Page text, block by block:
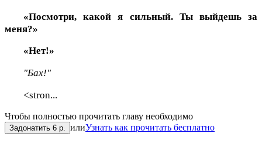
«Посмотри, какой я сильный. Ты выйдешь за
меня?»
«Нет!»
"Бах!"
<stron...
Чтобы полностью прочитать главу необходимо
Задонатить 6 р. илиУзнать как прочитать бесплатно